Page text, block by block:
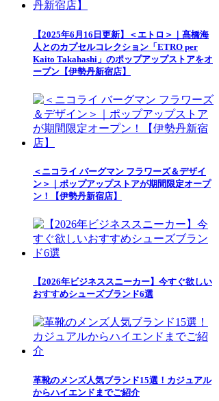
【2025年6月16日更新】＜エトロ＞｜髙橋海
人とのカプセルコレクション「ETRO per
Kaito Takahashi」のポップアップストアをオ
ープン【伊勢丹新宿店】
＜ニコライ バーグマン フラワーズ＆デザイ
ン＞｜ポップアップストアが期間限定オープ
ン！【伊勢丹新宿店】
【2026年ビジネススニーカー】今すぐ欲しい
おすすめシューズブランド6選
革靴のメンズ人気ブランド15選！カジュアル
からハイエンドまでご紹介